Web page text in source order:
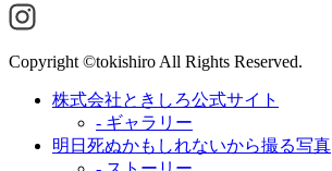
Copyright ©tokishiro All Rights Reserved.
株式会社ときしろ公式サイト
- ギャラリー
明日死ぬかもしれないから撮る写真